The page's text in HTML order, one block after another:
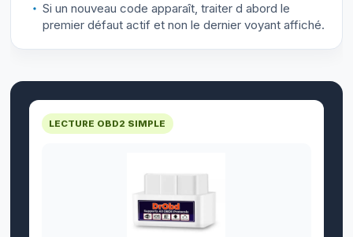
Si un nouveau code apparaît, traiter d abord le
premier défaut actif et non le dernier voyant affiché.
LECTURE OBD2 SIMPLE